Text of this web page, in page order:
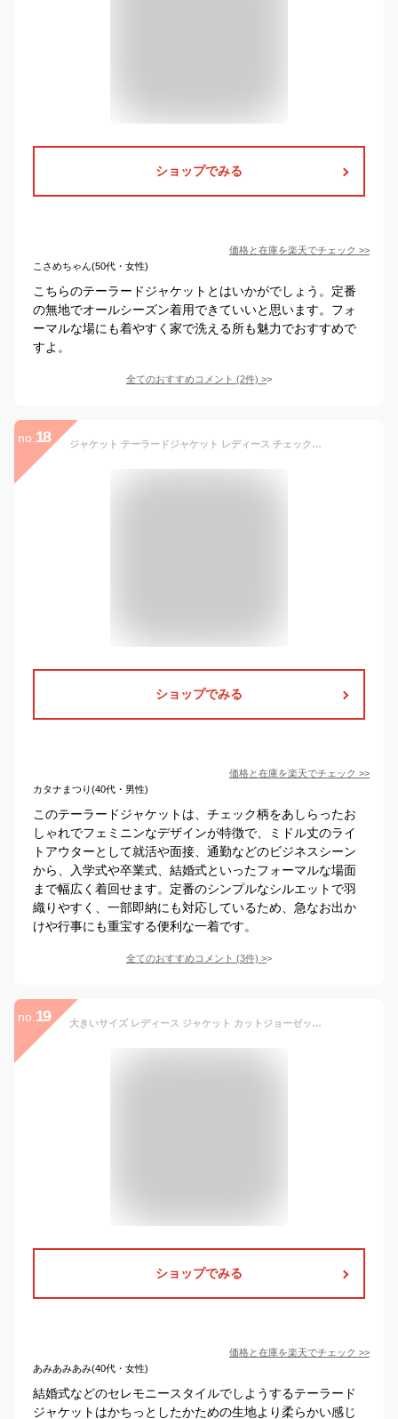
ショップでみる
価格と在庫を楽天でチェック >>
こさめちゃん(50代・女性)
こちらのテーラードジャケットとはいかがでしょう。定番
の無地でオールシーズン着用できていいと思います。フォ
ーマルな場にも着やすく家で洗える所も魅力でおすすめで
すよ。
全てのおすすめコメント (2件) >
no. 18 ジャケット テーラードジャケット レディース チェック柄 カジュアル 長袖 ライトアウタージャケット スーツ ミドル丈 スーツトップス 羽織 おしゃれ ショートコート シンプル OL 定番 お出かけ 就活 面接 通勤 ビジネス オフィス フェミニン 入学式 卒業式 結婚式 一部即納
ショップでみる
価格と在庫を楽天でチェック >>
カタナまつり(40代・男性)
このテーラードジャケットは、チェック柄をあしらったお
しゃれでフェミニンなデザインが特徴で、ミドル丈のライ
トアウターとして就活や面接、通勤などのビジネスシーン
から、入学式や卒業式、結婚式といったフォーマルな場面
まで幅広く着回せます。定番のシンプルなシルエットで羽
織りやすく、一部即納にも対応しているため、急なお出か
けや行事にも重宝する便利な一着です。
全てのおすすめコメント (3件) >
no. 19 大きいサイズ レディース ジャケット カットジョーゼットロングテーラードジャケット アウター テーラードジャケット テーラードジャケット 通勤 オケージョン セレモニー ロング ポケット 秋新作 秋服 春服 LL 2L 3L 4L 5L ブラック 黒 モカ ネイビー ゴールドジャパン
ショップでみる
価格と在庫を楽天でチェック >>
あみあみあみ(40代・女性)
結婚式などのセレモニースタイルでしようするテーラード
ジャケットはかちっとしたかための生地より柔らかい感じ